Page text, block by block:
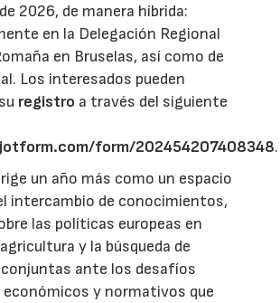
2026, de manera híbrida:
en la Delegación Regional
en Bruselas, así como de
Los interesados pueden
registro a través del siguiente
form/202454207408348.
un año más como un espacio
intercambio de conocimientos,
las políticas europeas en
y la búsqueda de
ante los desafíos
y normativos que